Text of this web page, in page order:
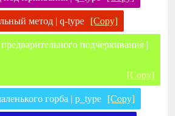
метод | q-type [Copy]
подчеркивания |
[Copy]
горба | p_type [Copy]